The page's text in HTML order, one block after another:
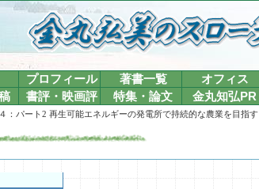
プロフィール 著書一覧 オフィス
書評・映画評 特集・論文 金丸知弘PR
パート2 再生可能エネルギーの発電所で持続的な農業を目指す